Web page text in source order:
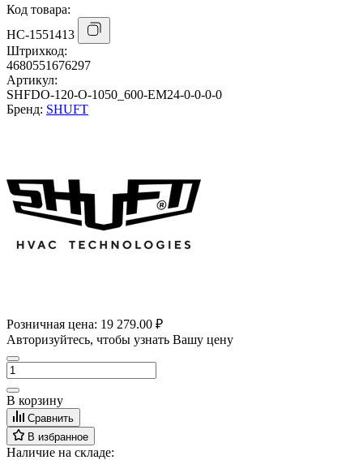
Код товара:
НС-1551413
Штрихкод:
4680551676297
Артикул:
SHFDO-120-O-1050_600-EM24-0-0-0-0
Бренд: SHUFT
Розничная цена: 19 279.00 ₽
Авторизуйтесь, чтобы узнать Вашу цену
В корзину
Сравнить
В избранное
Наличие на складе: